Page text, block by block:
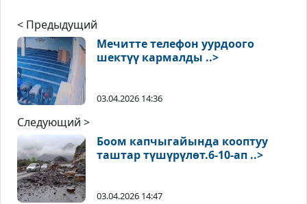
< Предыдущий
Мечитте телефон уурдоого
шектүү кармалды ..>
03.04.2026 14:36
Следующий >
Боом капчыгайында кооптуу
таштар түшүрүлөт.6-10-ап ..>
03.04.2026 14:47